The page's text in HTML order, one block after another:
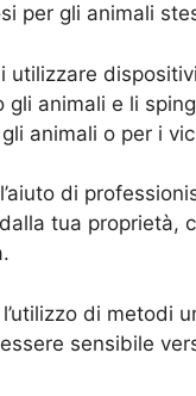
per gli animali
utilizzare
animali e li
animali o per i
di
tua proprietà,
di
sensibile